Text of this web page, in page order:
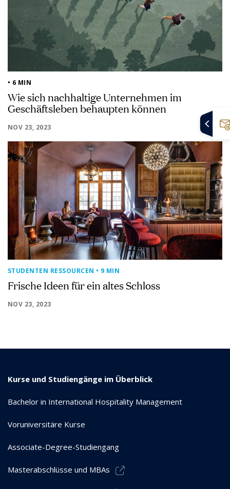
• 6 MIN
Wie sich nachhaltige Unternehmen im
Geschäftsleben behaupten können
NOV 23, 2023
STUDENTEN RESSOURCEN • 9 MIN
Frische Ideen für ein altes Schloss
NOV 23, 2023
Kurse und Studiengänge im Überblick
Bachelor in International Hospitality Management
Voruniversitäre Kurse
Associate-Degree-Studiengang
Masterabschlüsse und MBAs